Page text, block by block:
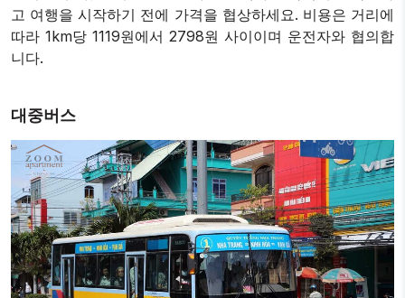
고 여행을 시작하기 전에 가격을 협상하세요. 비용은 거리에
따라 1km당 1119원에서 2798원 ​​사이이며 운전자와 협의합
니다.
대중버스